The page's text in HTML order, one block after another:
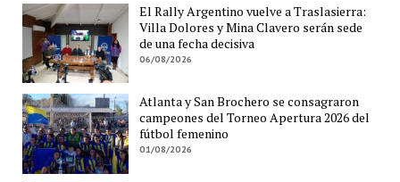
El Rally Argentino vuelve a Traslasierra:
Villa Dolores y Mina Clavero serán sede
de una fecha decisiva
06/08/2026
Atlanta y San Brochero se consagraron
campeones del Torneo Apertura 2026 del
fútbol femenino
01/08/2026